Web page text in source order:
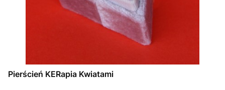
Pierścień KERapia Kwiatami